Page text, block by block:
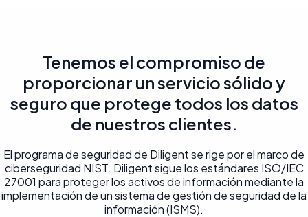
Tenemos el compromiso de
proporcionar un servicio sólido y
seguro que protege todos los datos
de nuestros clientes.
El programa de seguridad de Diligent se rige por el marco de
ciberseguridad NIST. Diligent sigue los estándares ISO/IEC
27001 para proteger los activos de información mediante la
implementación de un sistema de gestión de seguridad de la
información (ISMS).